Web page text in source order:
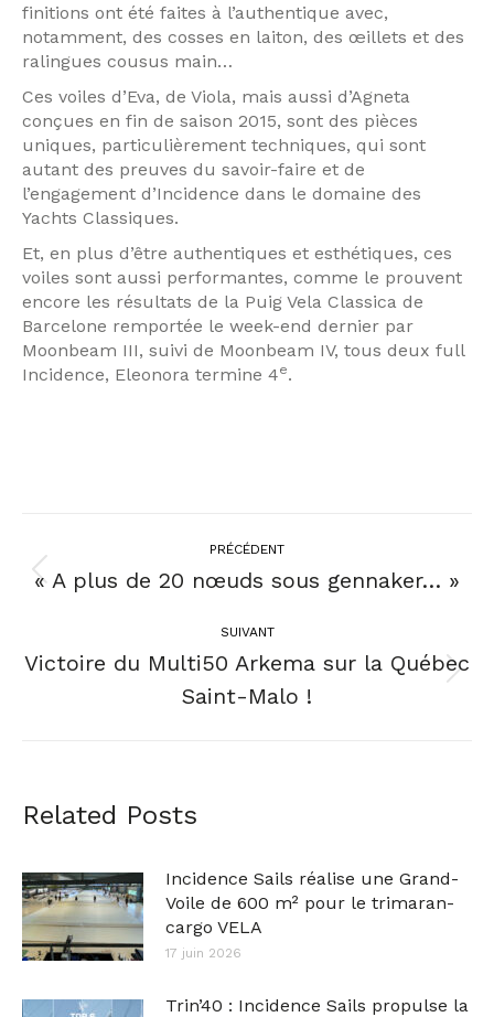
finitions ont été faites à l’authentique avec,
notamment, des cosses en laiton, des œillets et des
ralingues cousus main…
Ces voiles d’Eva, de Viola, mais aussi d’Agneta
conçues en fin de saison 2015, sont des pièces
uniques, particulièrement techniques, qui sont
autant des preuves du savoir-faire et de
l’engagement d’Incidence dans le domaine des
Yachts Classiques.
Et, en plus d’être authentiques et esthétiques, ces
voiles sont aussi performantes, comme le prouvent
encore les résultats de la Puig Vela Classica de
Barcelone remportée le week-end dernier par
Moonbeam III, suivi de Moonbeam IV, tous deux full
Incidence, Eleonora termine 4e.
PRÉCÉDENT
« A plus de 20 nœuds sous gennaker… »
SUIVANT
Victoire du Multi50 Arkema sur la Québec
Saint-Malo !
Related Posts
Incidence Sails réalise une Grand-
Voile de 600 m² pour le trimaran-
cargo VELA
17 juin 2026
Trin’40 : Incidence Sails propulse la